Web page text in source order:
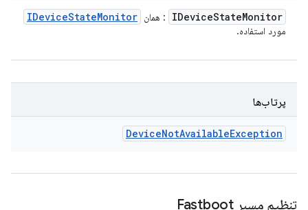
IDeviceStateMonitor : همان IDeviceStateMonitor
مورد استفاده.
پرتاب‌ها
DeviceNotAvailableException
تنظیم مسیر Fastboot